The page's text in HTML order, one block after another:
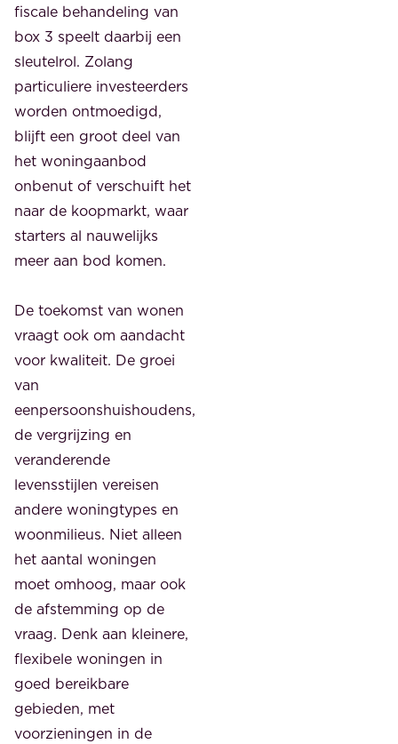
fiscale behandeling van
box 3 speelt daarbij een
sleutelrol. Zolang
particuliere investeerders
worden ontmoedigd,
blijft een groot deel van
het woningaanbod
onbenut of verschuift het
naar de koopmarkt, waar
starters al nauwelijks
meer aan bod komen.
De toekomst van wonen
vraagt ook om aandacht
voor kwaliteit. De groei
van
eenpersoonshuishoudens,
de vergrijzing en
veranderende
levensstijlen vereisen
andere woningtypes en
woonmilieus. Niet alleen
het aantal woningen
moet omhoog, maar ook
de afstemming op de
vraag. Denk aan kleinere,
flexibele woningen in
goed bereikbare
gebieden, met
voorzieningen in de